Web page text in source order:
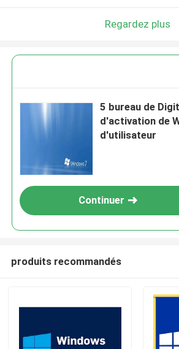
Regardez plus
5 bureau de
d'activation de Windows 7
d'utilisateur
Continuer
produits recommandés